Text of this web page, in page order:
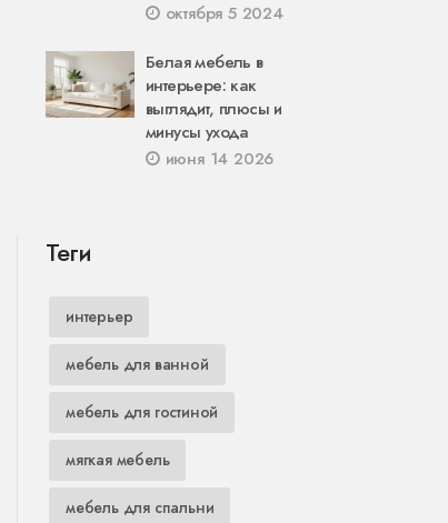
октября 5 2024
Белая мебель в
интерьере: как
выглядит, плюсы и
минусы ухода
июня 14 2026
Теги
интерьер
мебель для ванной
мебель для гостиной
мягкая мебель
мебель для спальни